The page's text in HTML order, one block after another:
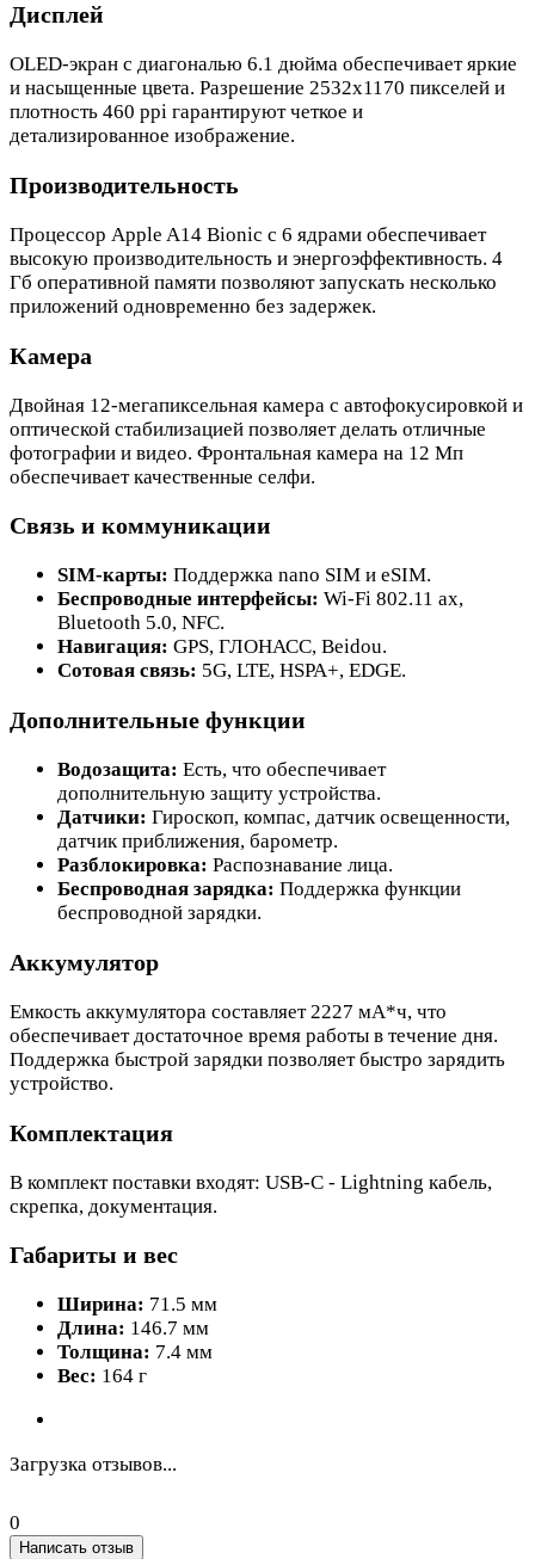
Дисплей
OLED-экран с диагональю 6.1 дюйма обеспечивает яркие
и насыщенные цвета. Разрешение 2532x1170 пикселей и
плотность 460 ppi гарантируют четкое и
детализированное изображение.
Производительность
Процессор Apple A14 Bionic с 6 ядрами обеспечивает
высокую производительность и энергоэффективность. 4
Гб оперативной памяти позволяют запускать несколько
приложений одновременно без задержек.
Камера
Двойная 12-мегапиксельная камера с автофокусировкой и
оптической стабилизацией позволяет делать отличные
фотографии и видео. Фронтальная камера на 12 Мп
обеспечивает качественные селфи.
Связь и коммуникации
SIM-карты: Поддержка nano SIM и eSIM.
Беспроводные интерфейсы: Wi-Fi 802.11 ax,
Bluetooth 5.0, NFC.
Навигация: GPS, ГЛОНАСС, Beidou.
Сотовая связь: 5G, LTE, HSPA+, EDGE.
Дополнительные функции
Водозащита: Есть, что обеспечивает
дополнительную защиту устройства.
Датчики: Гироскоп, компас, датчик освещенности,
датчик приближения, барометр.
Разблокировка: Распознавание лица.
Беспроводная зарядка: Поддержка функции
беспроводной зарядки.
Аккумулятор
Емкость аккумулятора составляет 2227 мА*ч, что
обеспечивает достаточное время работы в течение дня.
Поддержка быстрой зарядки позволяет быстро зарядить
устройство.
Комплектация
В комплект поставки входят: USB-C - Lightning кабель,
скрепка, документация.
Габариты и вес
Ширина: 71.5 мм
Длина: 146.7 мм
Толщина: 7.4 мм
Вес: 164 г
Загрузка отзывов...
0
Написать отзыв